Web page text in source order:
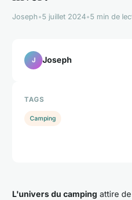
Joseph•5 juillet 2024•5 min de
L'univers du camping attire
J Joseph
TAGS
Camping